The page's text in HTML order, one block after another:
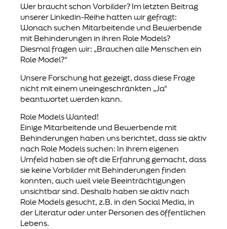
Wer braucht schon Vorbilder? Im letzten Beitrag
unserer Linkedin-Reihe hatten wir gefragt:
Wonach suchen Mitarbeitende und Bewerbende
mit Behinderungen in ihren Role Models?
Diesmal fragen wir: „Brauchen alle Menschen ein
Role Model?“
Unsere Forschung hat gezeigt, dass diese Frage
nicht mit einem uneingeschränkten „Ja“
beantwortet werden kann.
Role Models Wanted!
Einige Mitarbeitende und Bewerbende mit
Behinderungen haben uns berichtet, dass sie aktiv
nach Role Models suchen: In ihrem eigenen
Umfeld haben sie oft die Erfahrung gemacht, dass
sie keine Vorbilder mit Behinderungen finden
konnten, auch weil viele Beeinträchtigungen
unsichtbar sind. Deshalb haben sie aktiv nach
Role Models gesucht, z.B. in den Social Media, in
der Literatur oder unter Personen des öffentlichen
Lebens.